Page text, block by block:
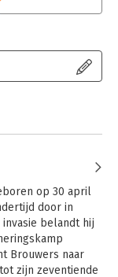
op 30 april
door in
invasie belandt hij
Brouwers naar
zijn zeventiende